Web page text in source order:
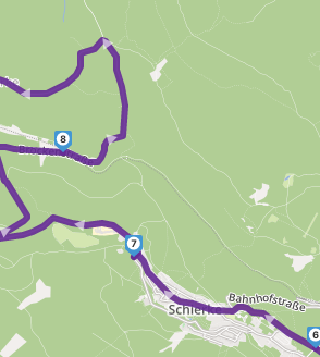
► ►
► ►
► ►
6
7
8